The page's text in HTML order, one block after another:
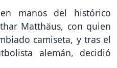
manos del histórico
Matthäus, con quien
camiseta, y tras el
alemán, decidió